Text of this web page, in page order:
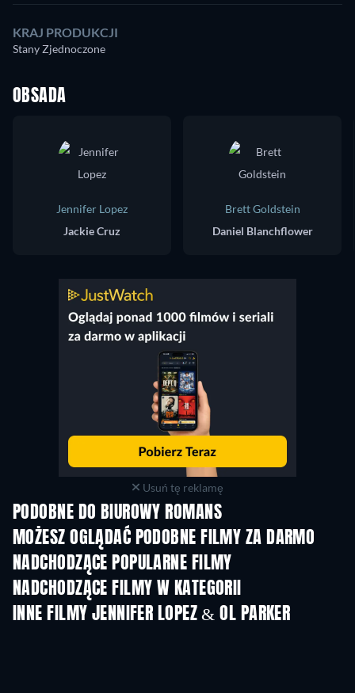
KRAJ PRODUKCJI
Stany Zjednoczone
OBSADA
Jennifer Lopez
Jackie Cruz
Brett Goldstein
Daniel Blanchflower
Usuń tę reklamę
PODOBNE DO BIUROWY ROMANS
MOŻESZ OGLĄDAĆ PODOBNE FILMY ZA DARMO
NADCHODZĄCE POPULARNE FILMY
NADCHODZĄCE FILMY W KATEGORII
INNE FILMY JENNIFER LOPEZ & OL PARKER